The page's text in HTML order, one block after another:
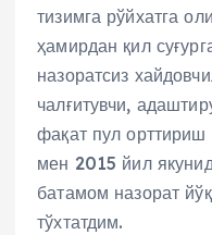
тизимга рўйхатга
ҳамирдан қил
назоратсиз
чалғитувчи,
фақат пул орттириш
мен 2015 йил
батамом назорат
тўхтатдим.